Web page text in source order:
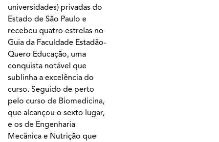
universidades) privadas do
Estado de São Paulo e
recebeu quatro estrelas no
Guia da Faculdade Estadão-
Quero Educação, uma
conquista notável que
sublinha a excelência do
curso. Seguido de perto
pelo curso de Biomedicina,
que alcançou o sexto lugar,
e os de Engenharia
Mecânica e Nutrição que